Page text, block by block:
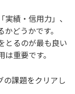
績・信用力」、
どうかです。
とるのが最も良い
重要です。
の課題をクリアし